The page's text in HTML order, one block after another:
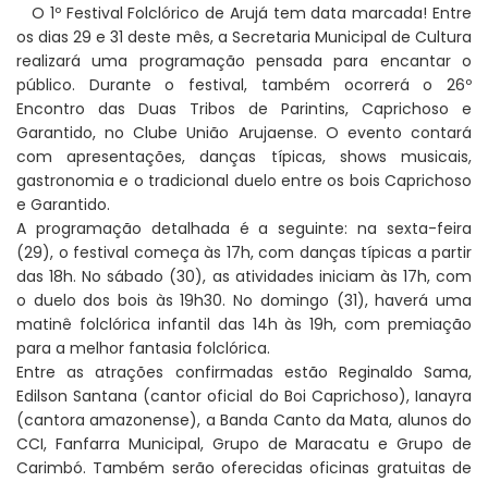
O 1º Festival Folclórico de Arujá tem data marcada! Entre
os dias 29 e 31 deste mês, a Secretaria Municipal de Cultura
realizará uma programação pensada para encantar o
público. Durante o festival, também ocorrerá o 26º
Encontro das Duas Tribos de Parintins, Caprichoso e
Garantido, no Clube União Arujaense. O evento contará
com apresentações, danças típicas, shows musicais,
gastronomia e o tradicional duelo entre os bois Caprichoso
e Garantido.
A programação detalhada é a seguinte: na sexta-feira
(29), o festival começa às 17h, com danças típicas a partir
das 18h. No sábado (30), as atividades iniciam às 17h, com
o duelo dos bois às 19h30. No domingo (31), haverá uma
matinê folclórica infantil das 14h às 19h, com premiação
para a melhor fantasia folclórica.
Entre as atrações confirmadas estão Reginaldo Sama,
Edilson Santana (cantor oficial do Boi Caprichoso), Ianayra
(cantora amazonense), a Banda Canto da Mata, alunos do
CCI, Fanfarra Municipal, Grupo de Maracatu e Grupo de
Carimbó. Também serão oferecidas oficinas gratuitas de